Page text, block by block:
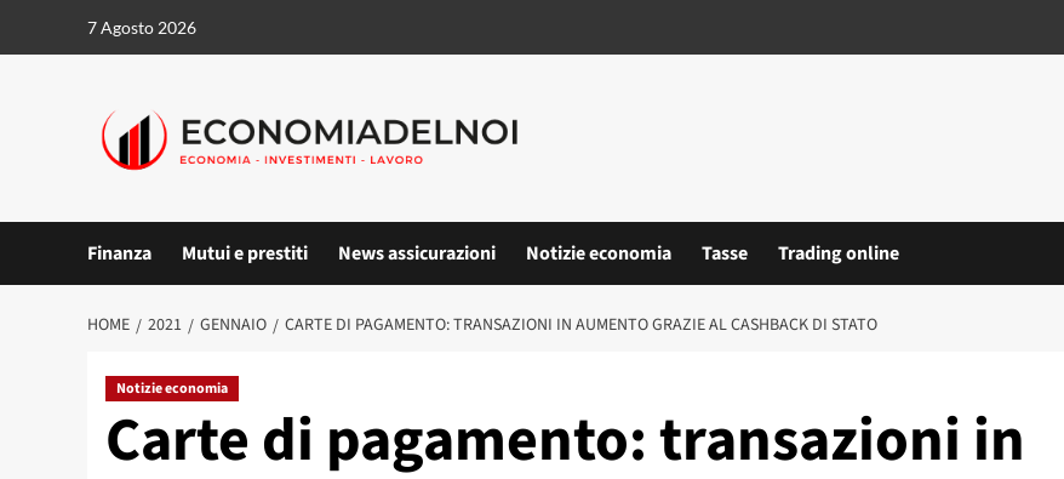
7 Agosto 2026
Finanza Mutui e prestiti News assicurazioni Notizie economia Tasse Trading online
HOME 2021 GENNAIO CARTE DI PAGAMENTO: TRANSAZIONI IN AUMENTO GRAZIE AL CASHBACK DI STATO
Notizie economia
Carte di pagamento: transazioni in